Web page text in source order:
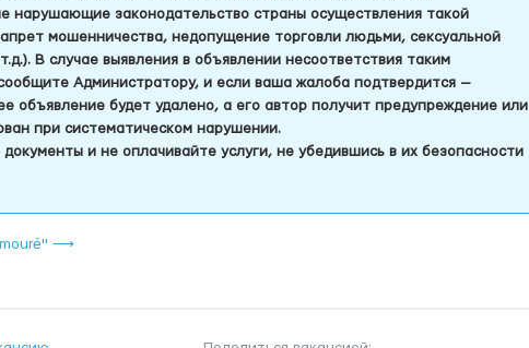
нарушающие законодательство страны осуществления такой
мошенничества, недопущение торговли людьми, сексуальной
В случае выявления в объявлении несоответствия таким
Администратору, и если ваша жалоба подтвердится —
объявление будет удалено, а его автор получит предупреждение или
при систематическом нарушении.
и не оплачивайте услуги, не убедившись в их безопасности
⟶